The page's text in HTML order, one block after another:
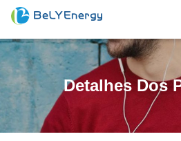
Detalhes Dos